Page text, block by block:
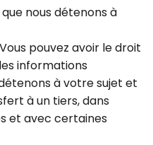
nous détenons à
Vous pouvez avoir le droit
informations
à votre sujet et
à un tiers, dans
et avec certaines